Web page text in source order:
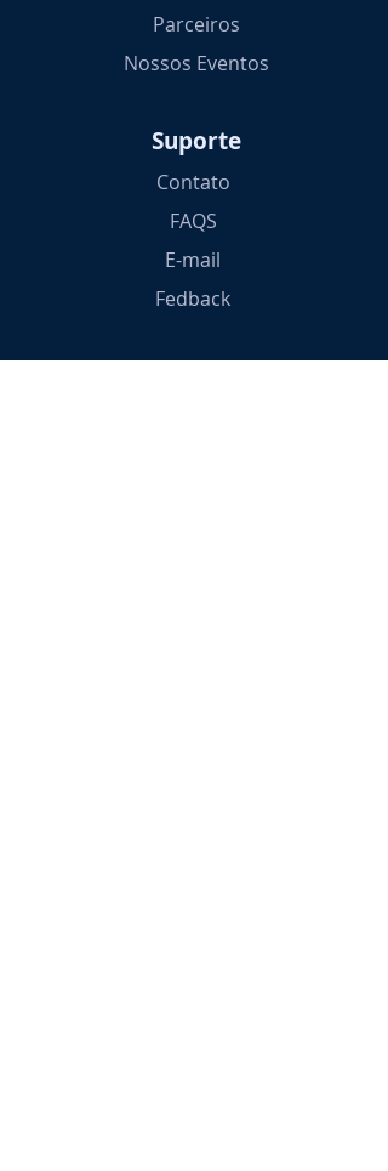
Parceiros
Nossos Eventos
Suporte
Contato
FAQS
E-mail
Fedback
Cursos